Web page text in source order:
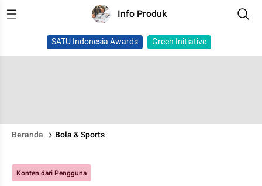
Info Produk
SATU Indonesia Awards Green Initiative
Beranda Bola & Sports
Konten dari Pengguna